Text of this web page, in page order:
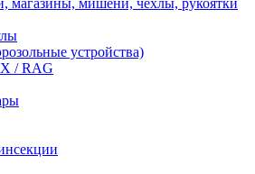
устройства)
/ RAG